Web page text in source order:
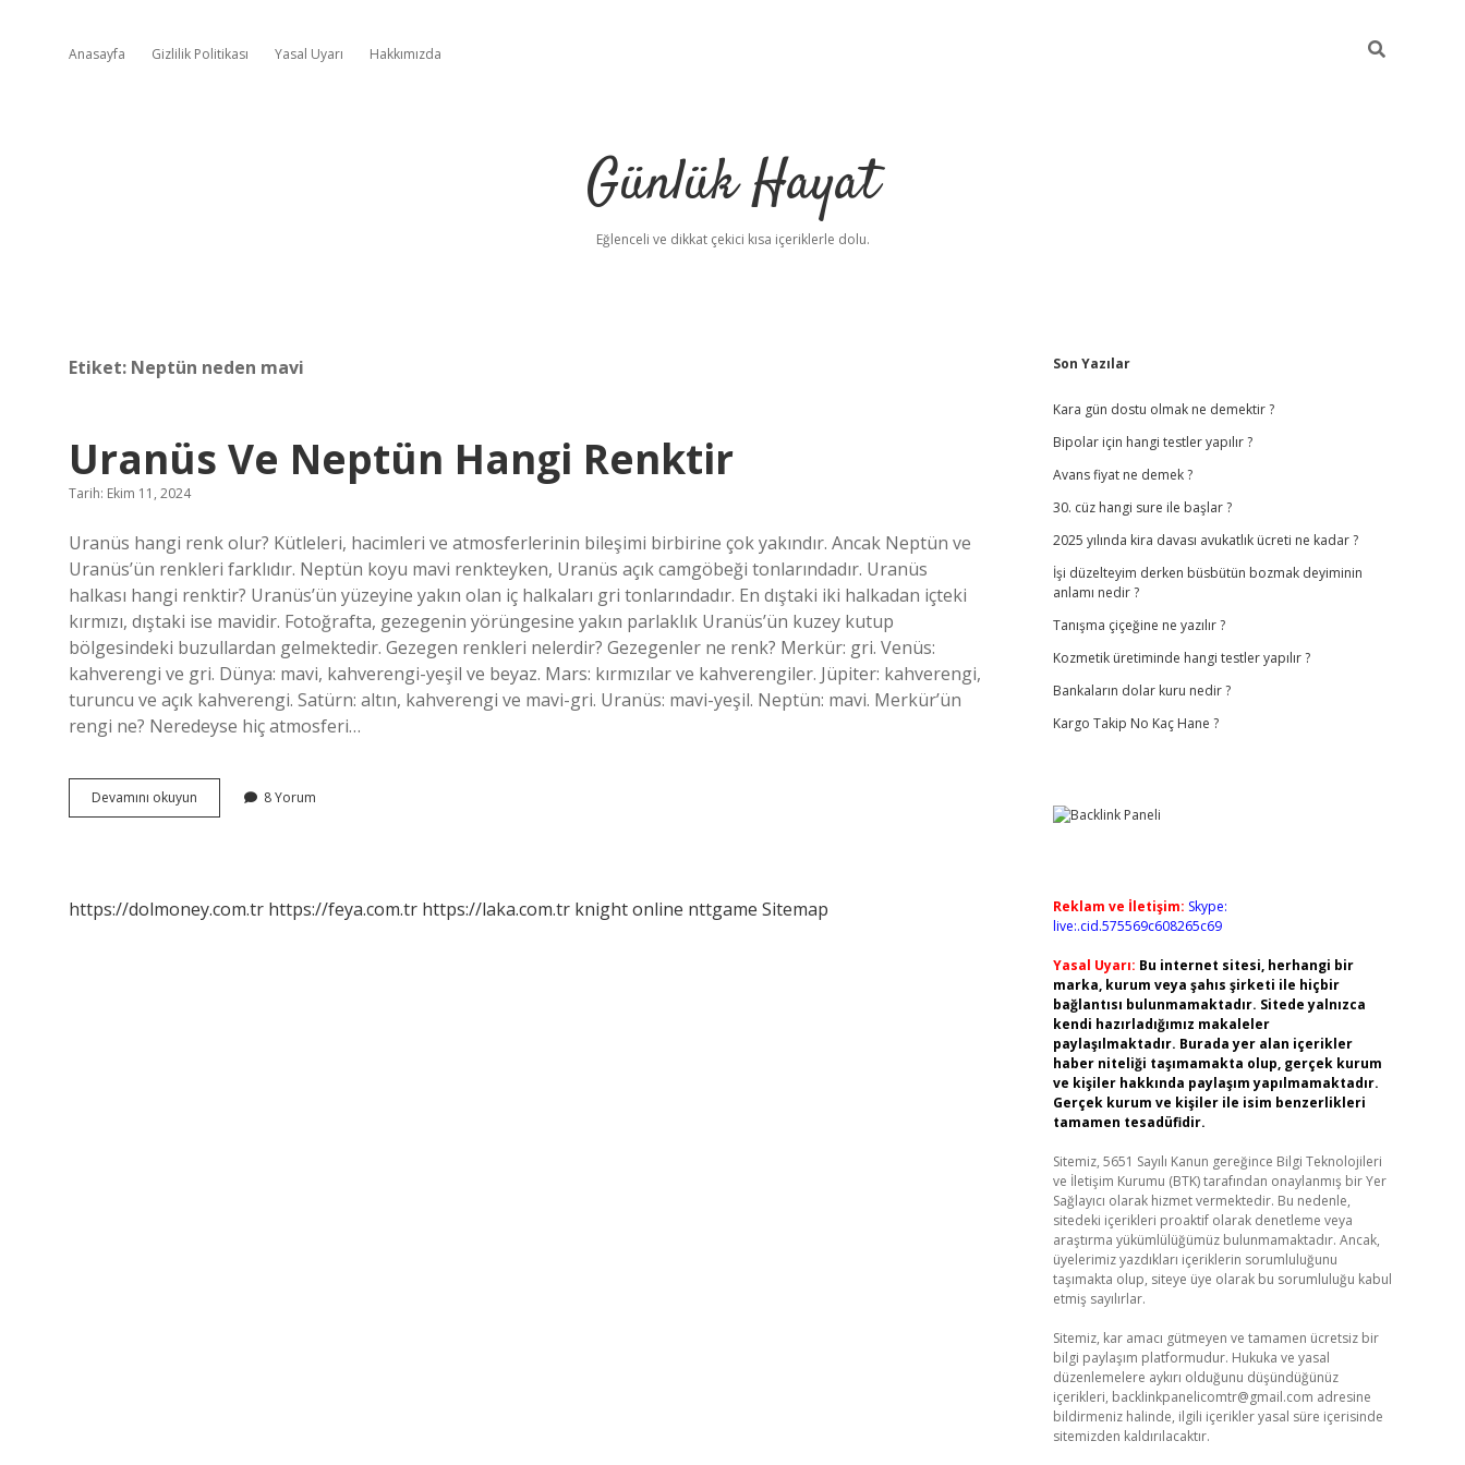
Anasayfa Gizlilik Politikası Yasal Uyarı Hakkımızda
Günlük Hayat
Eğlenceli ve dikkat çekici kısa içeriklerle dolu.
Etiket: Neptün neden mavi
Uranüs Ve Neptün Hangi Renktir
Tarih: Ekim 11, 2024
Uranüs hangi renk olur? Kütleleri, hacimleri ve atmosferlerinin bileşimi birbirine çok yakındır. Ancak Neptün ve
Uranüs’ün renkleri farklıdır. Neptün koyu mavi renkteyken, Uranüs açık camgöbeği tonlarındadır. Uranüs
halkası hangi renktir? Uranüs’ün yüzeyine yakın olan iç halkaları gri tonlarındadır. En dıştaki iki halkadan içteki
kırmızı, dıştaki ise mavidir. Fotoğrafta, gezegenin yörüngesine yakın parlaklık Uranüs’ün kuzey kutup
bölgesindeki buzullardan gelmektedir. Gezegen renkleri nelerdir? Gezegenler ne renk? Merkür: gri. Venüs:
kahverengi ve gri. Dünya: mavi, kahverengi-yeşil ve beyaz. Mars: kırmızılar ve kahverengiler. Jüpiter: kahverengi,
turuncu ve açık kahverengi. Satürn: altın, kahverengi ve mavi-gri. Uranüs: mavi-yeşil. Neptün: mavi. Merkür’ün
rengi ne? Neredeyse hiç atmosferi…
Devamını okuyun
Ve
8 Yorum
https://dolmoney.com.tr https://feya.com.tr https://laka.com.tr knight online nttgame Sitemap
Sidebar
Son Yazılar
Kara gün dostu olmak ne demektir ?
Bipolar için hangi testler yapılır ?
Avans fiyat ne demek ?
30. cüz hangi sure ile başlar ?
2025 yılında kira davası avukatlık ücreti ne kadar ?
İşi düzelteyim derken büsbütün bozmak deyiminin
anlamı nedir ?
Tanışma çiçeğine ne yazılır ?
Kozmetik üretiminde hangi testler yapılır ?
Bankaların dolar kuru nedir ?
Kargo Takip No Kaç Hane ?
Reklam ve İletişim: Skype:
live:.cid.575569c608265c69
Yasal Uyarı: Bu internet sitesi, herhangi bir
marka, kurum veya şahıs şirketi ile hiçbir
bağlantısı bulunmamaktadır. Sitede yalnızca
kendi hazırladığımız makaleler
paylaşılmaktadır. Burada yer alan içerikler
haber niteliği taşımamakta olup, gerçek kurum
ve kişiler hakkında paylaşım yapılmamaktadır.
Gerçek kurum ve kişiler ile isim benzerlikleri
tamamen tesadüfidir.
Sitemiz, 5651 Sayılı Kanun gereğince Bilgi Teknolojileri
ve İletişim Kurumu (BTK) tarafından onaylanmış bir Yer
Sağlayıcı olarak hizmet vermektedir. Bu nedenle,
sitedeki içerikleri proaktif olarak denetleme veya
araştırma yükümlülüğümüz bulunmamaktadır. Ancak,
üyelerimiz yazdıkları içeriklerin sorumluluğunu
taşımakta olup, siteye üye olarak bu sorumluluğu kabul
etmiş sayılırlar.
Sitemiz, kar amacı gütmeyen ve tamamen ücretsiz bir
bilgi paylaşım platformudur. Hukuka ve yasal
düzenlemelere aykırı olduğunu düşündüğünüz
içerikleri, backlinkpanelicomtr@gmail.com adresine
bildirmeniz halinde, ilgili içerikler yasal süre içerisinde
sitemizden kaldırılacaktır.